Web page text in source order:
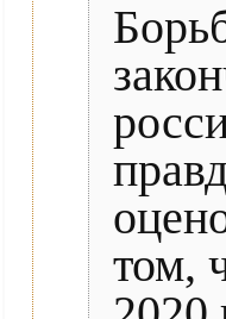
том,